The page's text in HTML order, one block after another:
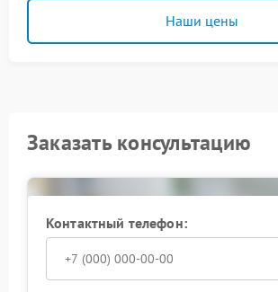
Наши цены
Заказать консультацию
Контактный телефон: